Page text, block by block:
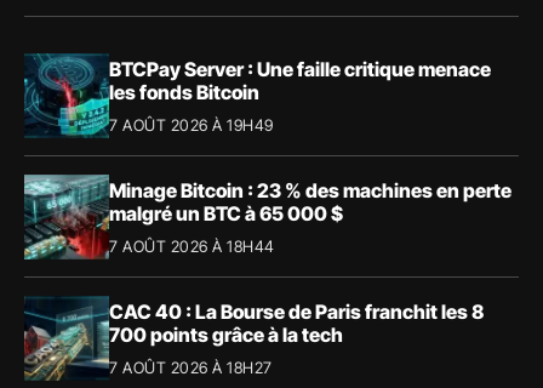
BTCPay Server : Une faille critique menace
les fonds Bitcoin
7 AOÛT 2026 À 19H49
Minage Bitcoin : 23 % des machines en perte
malgré un BTC à 65 000 $
7 AOÛT 2026 À 18H44
CAC 40 : La Bourse de Paris franchit les 8
700 points grâce à la tech
7 AOÛT 2026 À 18H27